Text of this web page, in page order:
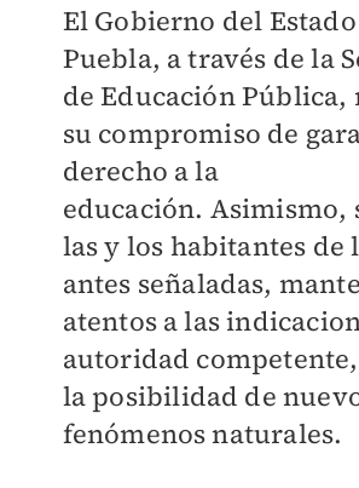
El Gobierno del
Puebla, a través de la
de Educación
su compromiso de
derecho a la
educación. Asimismo,
las y los habitantes de
antes señaladas,
atentos a las
autoridad
la posibilidad de
fenómenos naturales.